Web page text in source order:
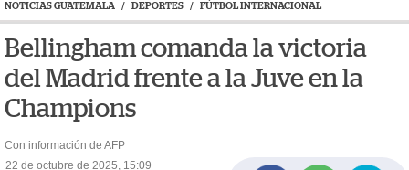
NOTICIAS GUATEMALA / DEPORTES / FÚTBOL INTERNACIONAL
Bellingham comanda la victoria
del Madrid frente a la Juve en la
Champions
Con información de AFP
22 de octubre de 2025, 15:09